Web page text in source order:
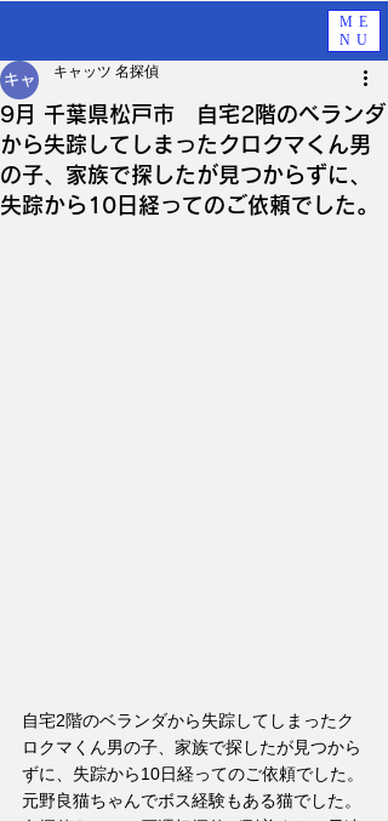
ME
NU
9月 千葉県松戸市 自宅2階のベランダ
から失踪してしまったクロクマくん男
の子、家族で探したが見つからずに、
失踪から10日経ってのご依頼でした。
キャッツ 名探偵
自宅2階のベランダから失踪してしまったク
ロクマくん男の子、家族で探したが見つから
ずに、失踪から10日経ってのご依頼でした。
元野良猫ちゃんでボス経験もある猫でした。